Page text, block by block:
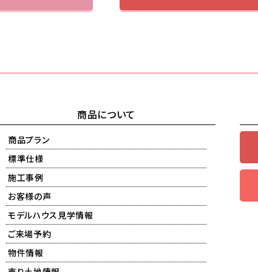
商品について
商品プラン
標準仕様
施工事例
お客様の声
モデルハウス見学情報
ご来場予約
物件情報